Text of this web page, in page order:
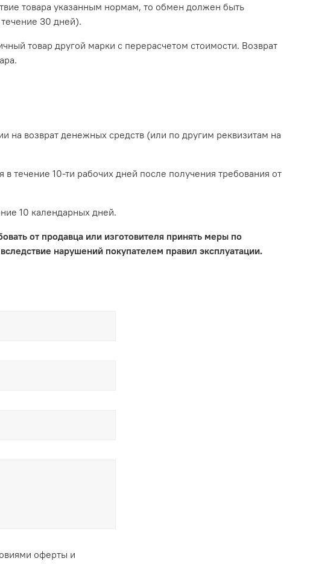
товара указанным нормам, то обмен должен быть
30 дней).
товар другой марки с перерасчетом стоимости. Возврат
на возврат денежных средств (или по другим реквизитам на
течение 10-ти рабочих дней после получения требования от
10 календарных дней.
от продавца или изготовителя принять меры по
нарушений покупателем правил эксплуатации.
оферты и